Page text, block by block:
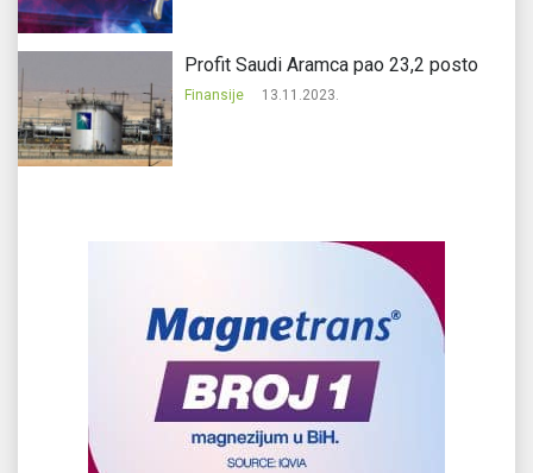
Profit Saudi Aramca pao 23,2 posto
Finansije 13.11.2023.